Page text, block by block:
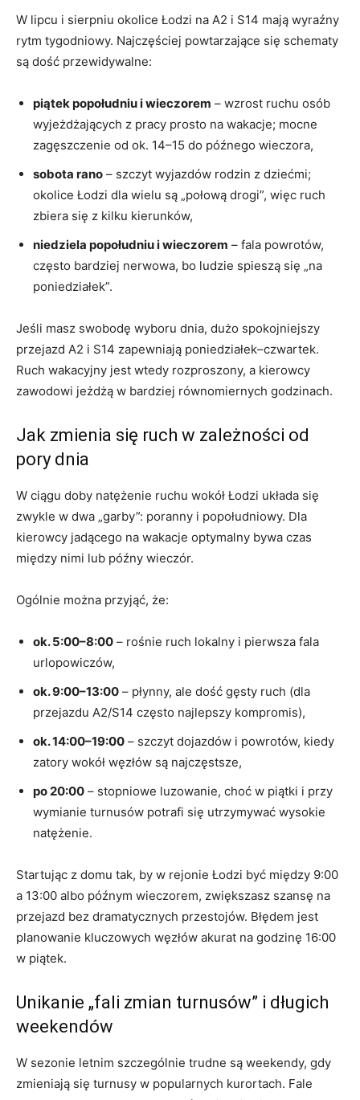
W lipcu i sierpniu okolice Łodzi na A2 i S14 mają wyraźny
rytm tygodniowy. Najczęściej powtarzające się schematy
są dość przewidywalne:
piątek popołudniu i wieczorem – wzrost ruchu osób
wyjeżdżających z pracy prosto na wakacje; mocne
zagęszczenie od ok. 14–15 do późnego wieczora,
sobota rano – szczyt wyjazdów rodzin z dziećmi;
okolice Łodzi dla wielu są „połową drogi”, więc ruch
zbiera się z kilku kierunków,
niedziela popołudniu i wieczorem – fala powrotów,
często bardziej nerwowa, bo ludzie spieszą się „na
poniedziałek”.
Jeśli masz swobodę wyboru dnia, dużo spokojniejszy
przejazd A2 i S14 zapewniają poniedziałek–czwartek.
Ruch wakacyjny jest wtedy rozproszony, a kierowcy
zawodowi jeżdżą w bardziej równomiernych godzinach.
Jak zmienia się ruch w zależności od
pory dnia
W ciągu doby natężenie ruchu wokół Łodzi układa się
zwykle w dwa „garby”: poranny i popołudniowy. Dla
kierowcy jadącego na wakacje optymalny bywa czas
między nimi lub późny wieczór.
Ogólnie można przyjąć, że:
ok. 5:00–8:00 – rośnie ruch lokalny i pierwsza fala
urlopowiczów,
ok. 9:00–13:00 – płynny, ale dość gęsty ruch (dla
przejazdu A2/S14 często najlepszy kompromis),
ok. 14:00–19:00 – szczyt dojazdów i powrotów, kiedy
zatory wokół węzłów są najczęstsze,
po 20:00 – stopniowe luzowanie, choć w piątki i przy
wymianie turnusów potrafi się utrzymywać wysokie
natężenie.
Startując z domu tak, by w rejonie Łodzi być między 9:00
a 13:00 albo późnym wieczorem, zwiększasz szansę na
przejazd bez dramatycznych przestojów. Błędem jest
planowanie kluczowych węzłów akurat na godzinę 16:00
w piątek.
Unikanie „fali zmian turnusów” i długich
weekendów
W sezonie letnim szczególnie trudne są weekendy, gdy
zmieniają się turnusy w popularnych kurortach. Fale